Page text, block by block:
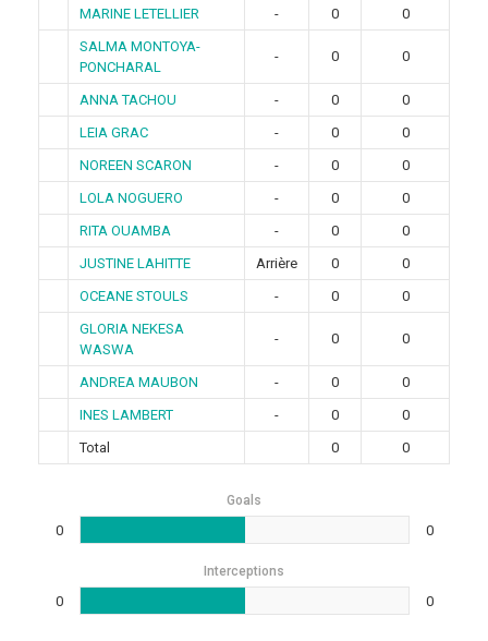
MARINE LETELLIER
- 0
0
SALMA MONTOYA-
PONCHARAL
- 0 0
ANNA TACHOU - 0
0
LEIA GRAC
- 0
0
NOREEN SCARON
- 0
0
LOLA NOGUERO
- 0
0
RITA OUAMBA
- 0
0
JUSTINE LAHITTE
Arrière 0
0
OCEANE STOULS
- 0
0
GLORIA NEKESA
WASWA
- 0 0
ANDREA MAUBON - 0
0
INES LAMBERT
- 0
0
Total
0 0
Goals
0 0
Interceptions
0 0